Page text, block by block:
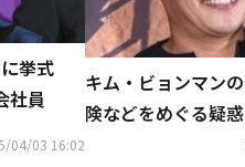
挙式
社員
04/03 16:02
キム・ビョンマン
険などをめぐる疑
2人が死亡したと